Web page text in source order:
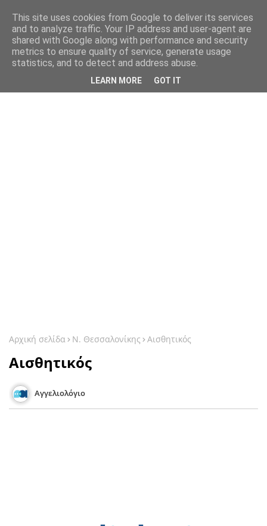
Αρχική σελίδα Ν. Θεσσαλονίκης Αισθητικός
Αισθητικός
Αγγελιολόγιο
This site uses cookies from Google to deliver its services
and to analyze traffic. Your IP address and user-agent are
shared with Google along with performance and security
metrics to ensure quality of service, generate usage
statistics, and to detect and address abuse.
LEARN MORE GOT IT